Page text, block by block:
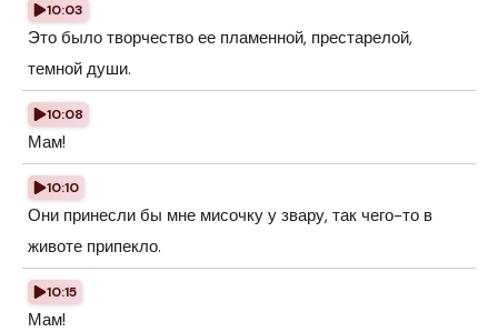
10:03
Это было творчество ее пламенной, престарелой,
темной души.
10:08
Мам!
10:10
Они принесли бы мне мисочку у звару, так чего-то в
животе припекло.
10:15
Мам!